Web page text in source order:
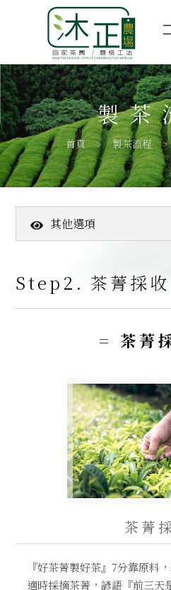
Step2. 茶菁採收
木一館
岩二館
包棟房價表
農場介紹
客戶推薦
製茶
首頁 製茶流程
其他選項
關於我們
Step5. 團揉-揉捻
Step6. 乾燥
阿里山茶的種類有哪些
Step2. 茶菁採收
= 茶菁
茶菁
『好茶菁製好茶』7分靠原料
適時採摘茶菁，諺語『前三天